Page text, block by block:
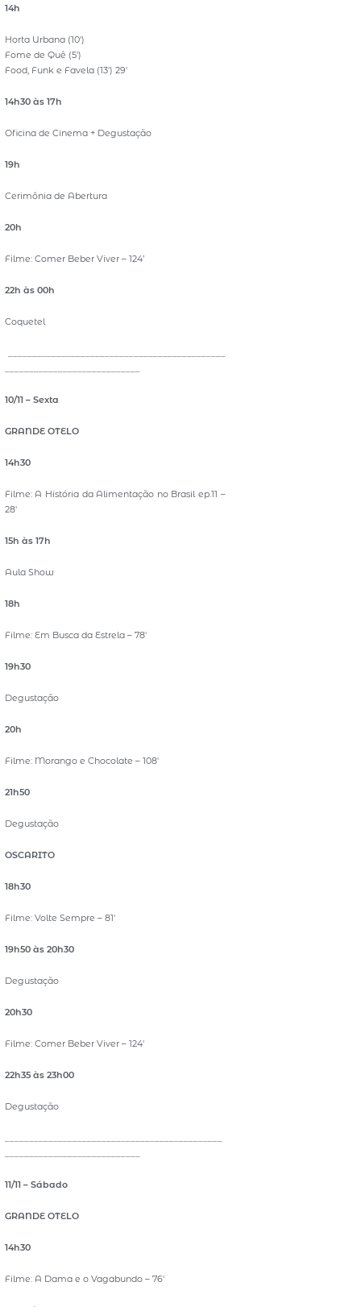
14h
Horta Urbana (10′)
Fome de Quê (5′)
Food, Funk e Favela (13′) 29′
14h30 às 17h
Oficina de Cinema + Degustação
19h
Cerimônia de Abertura
20h
Filme: Comer Beber Viver – 124’
22h às 00h
Coquetel
10/11 – Sexta
GRANDE OTELO
14h30
Filme: A História da Alimentação no Brasil ep.11 –
28′
15h às 17h
Aula Show
18h
Filme: Em Busca da Estrela – 78′
19h30
Degustação
20h
Filme: Morango e Chocolate – 108′
21h50
Degustação
OSCARITO
18h30
Filme: Volte Sempre – 81′
19h50 às 20h30
Degustação
20h30
Filme: Comer Beber Viver – 124′
22h35 às 23h00
Degustação
11/11 – Sábado
GRANDE OTELO
14h30
Filme: A Dama e o Vagabundo – 76′